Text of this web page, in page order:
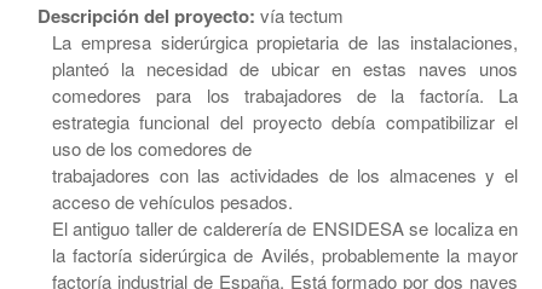
Descripción del proyecto: vía tectum
La empresa siderúrgica propietaria de las instalaciones,
planteó la necesidad de ubicar en estas naves unos
comedores para los trabajadores de la factoría. La
estrategia funcional del proyecto debía compatibilizar el
uso de los comedores de
trabajadores con las actividades de los almacenes y el
acceso de vehículos pesados.
El antiguo taller de calderería de ENSIDESA se localiza en
la factoría siderúrgica de Avilés, probablemente la mayor
factoría industrial de España. Está formado por dos naves